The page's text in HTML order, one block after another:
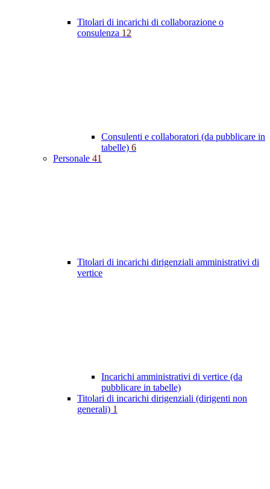
Titolari di incarichi di collaborazione o
consulenza 12
Consulenti e collaboratori (da pubblicare in
tabelle) 6
Personale 41
Titolari di incarichi dirigenziali amministrativi di
vertice
Incarichi amministrativi di vertice (da
pubblicare in tabelle)
Titolari di incarichi dirigenziali (dirigenti non
generali) 1